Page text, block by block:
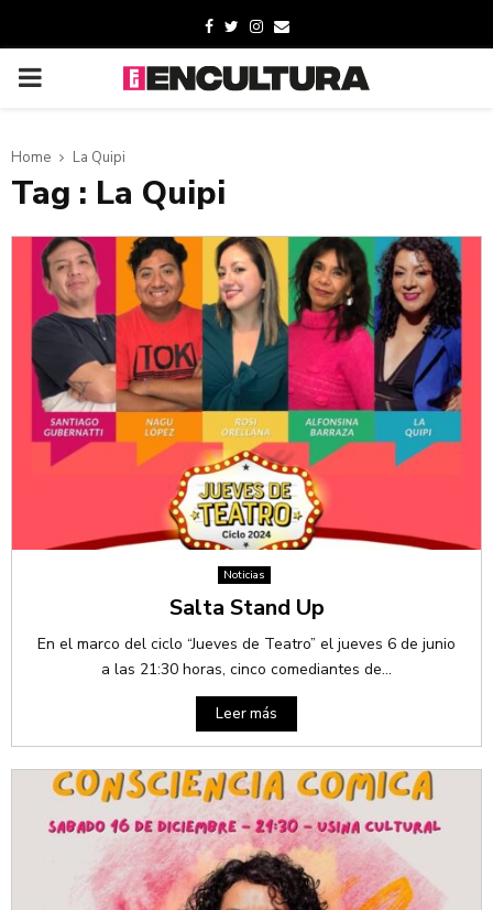
Home La Quipi
Tag : La Quipi
Noticias
Salta Stand Up
En el marco del ciclo “Jueves de Teatro” el jueves 6 de junio
a las 21:30 horas, cinco comediantes de...
Leer más